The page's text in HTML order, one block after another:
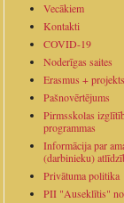
Vecākiem
Kontakti
COVID-19
Noderīgas saites
Erasmus +
Pašnovērtējums
Pirmsskolas
programmas
Informācija par
(darbinieku)
Privātuma politika
PII "Auseklītis"